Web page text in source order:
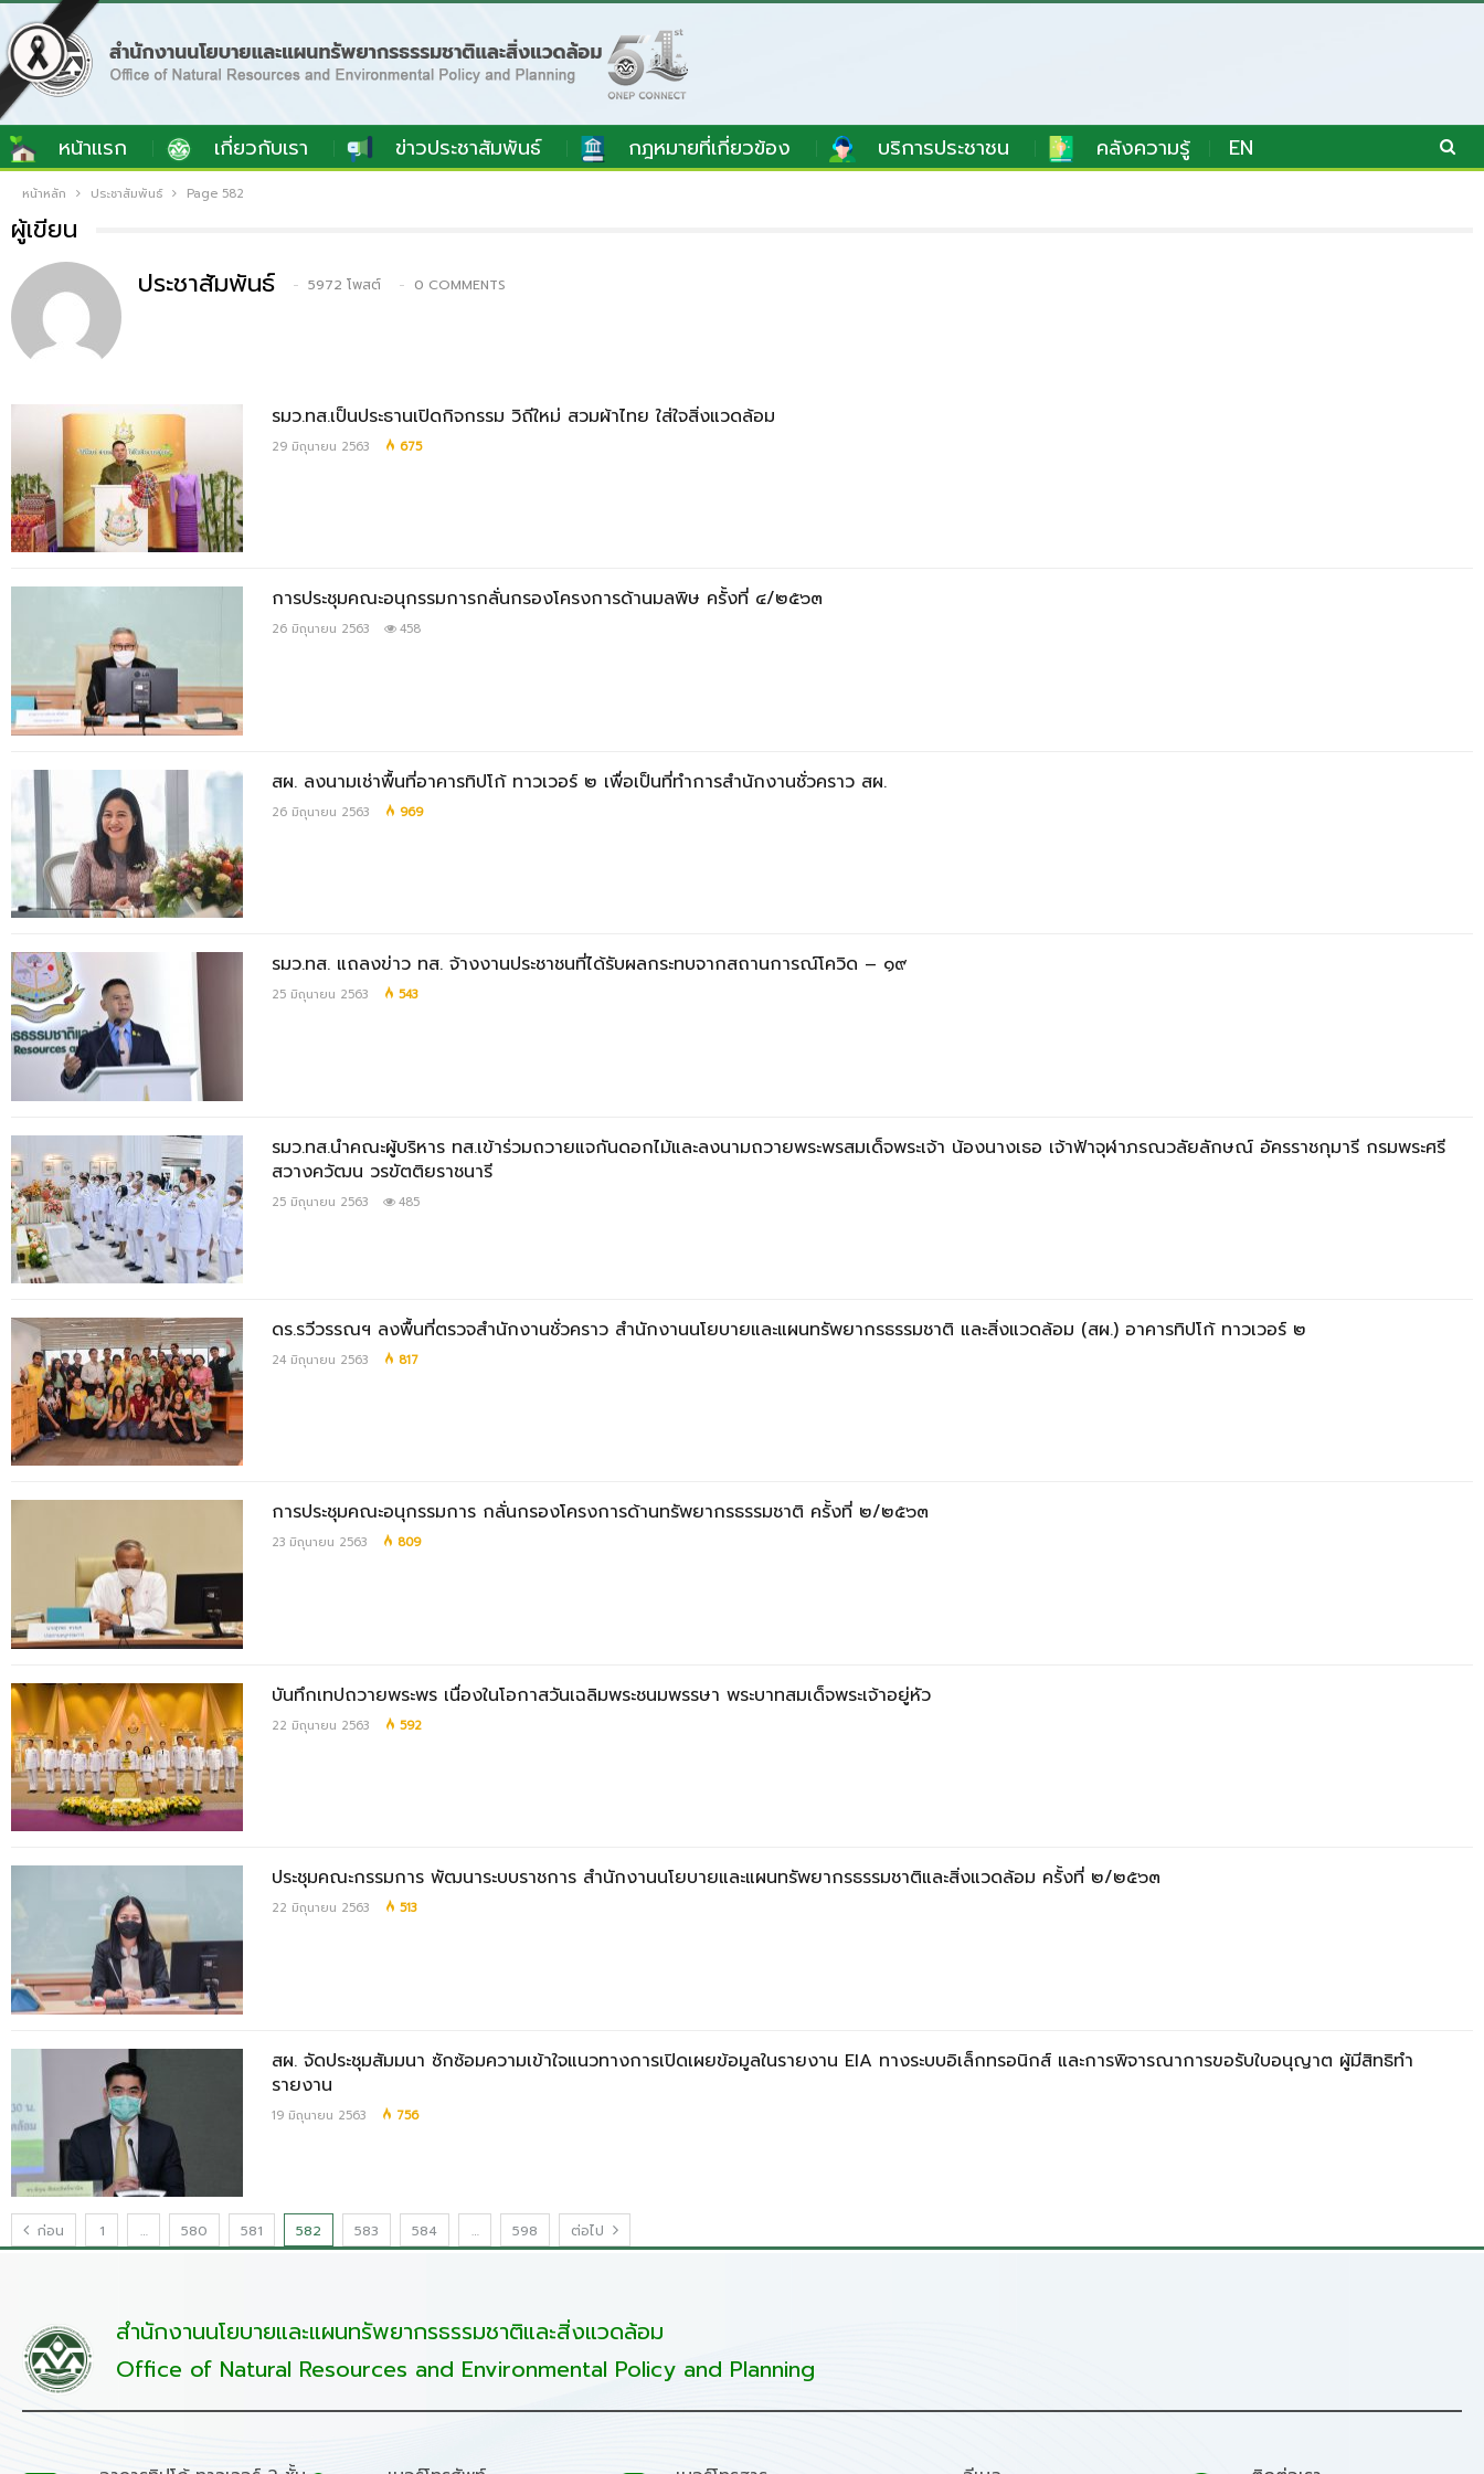
หน้าแรก เกี่ยวกับเรา ข่าวประชาสัมพันธ์ กฎหมายที่เกี่ยวข้อง บริการประชาชน คลังความรู้ EN
หน้าหลัก ประชาสัมพันธ์ Page 582
ผู้เขียน
ประชาสัมพันธ์
5972 โพสต์ 0 COMMENTS
รมว.ทส.เป็นประธานเปิดกิจกรรม วิถีใหม่ สวมผ้าไทย ใส่ใจสิ่งแวดล้อม
29 มิถุนายน 2563 675
การประชุมคณะอนุกรรมการกลั่นกรองโครงการด้านมลพิษ ครั้งที่ ๔/๒๕๖๓
26 มิถุนายน 2563 458
สผ. ลงนามเช่าพื้นที่อาคารทิปโก้ ทาวเวอร์ ๒ เพื่อเป็นที่ทำการสำนักงานชั่วคราว สผ.
26 มิถุนายน 2563 969
รมว.ทส. แถลงข่าว ทส. จ้างงานประชาชนที่ได้รับผลกระทบจากสถานการณ์โควิด – ๑๙
25 มิถุนายน 2563 543
รมว.ทส.นำคณะผู้บริหาร ทส.เข้าร่วมถวายแจกันดอกไม้และลงนามถวายพระพรสมเด็จพระเจ้า น้องนางเธอ เจ้าฟ้าจุฬาภรณวลัยลักษณ์ อัครราชกุมารี กรมพระศรี
สวางควัฒน วรขัตติยราชนารี
25 มิถุนายน 2563 485
ดร.รวีวรรณฯ ลงพื้นที่ตรวจสำนักงานชั่วคราว สำนักงานนโยบายและแผนทรัพยากรธรรมชาติ และสิ่งแวดล้อม (สผ.) อาคารทิปโก้ ทาวเวอร์ ๒
24 มิถุนายน 2563 817
การประชุมคณะอนุกรรมการ กลั่นกรองโครงการด้านทรัพยากรธรรมชาติ ครั้งที่ ๒/๒๕๖๓
23 มิถุนายน 2563 809
บันทึกเทปถวายพระพร เนื่องในโอกาสวันเฉลิมพระชนมพรรษา พระบาทสมเด็จพระเจ้าอยู่หัว
22 มิถุนายน 2563 592
ประชุมคณะกรรมการ พัฒนาระบบราชการ สำนักงานนโยบายและแผนทรัพยากรธรรมชาติและสิ่งแวดล้อม ครั้งที่ ๒/๒๕๖๓
22 มิถุนายน 2563 513
สผ. จัดประชุมสัมมนา ซักซ้อมความเข้าใจแนวทางการเปิดเผยข้อมูลในรายงาน EIA ทางระบบอิเล็กทรอนิกส์ และการพิจารณาการขอรับใบอนุญาต ผู้มีสิทธิทำ
รายงาน
19 มิถุนายน 2563 756
ก่อน 1 … 580 581 582 583 584 … 598 ต่อไป
สำนักงานนโยบายและแผนทรัพยากรธรรมชาติและสิ่งแวดล้อม
Office of Natural Resources and Environmental Policy and Planning